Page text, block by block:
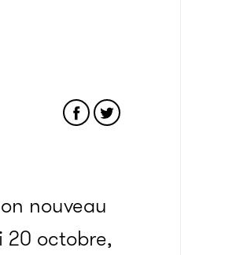
nouveau
20 octobre,